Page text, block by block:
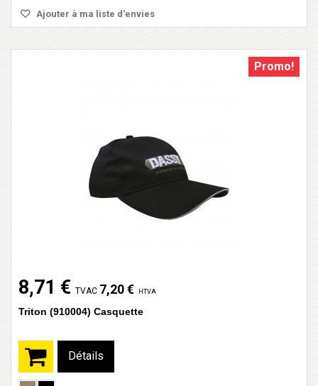
Ajouter à ma liste d'envies
Promo!
8,71 € TVAC 7,20 € HTVA
Triton (910004) Casquette
Détails